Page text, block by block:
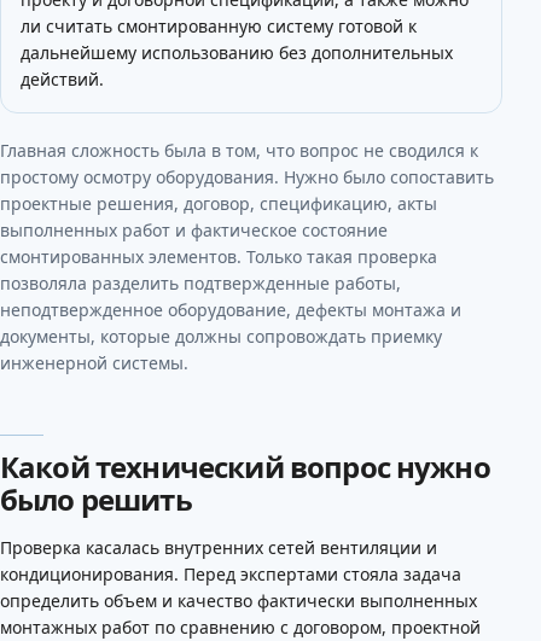
ли считать смонтированную систему готовой к
дальнейшему использованию без дополнительных
действий.
Главная сложность была в том, что вопрос не сводился к
простому осмотру оборудования. Нужно было сопоставить
проектные решения, договор, спецификацию, акты
выполненных работ и фактическое состояние
смонтированных элементов. Только такая проверка
позволяла разделить подтвержденные работы,
неподтвержденное оборудование, дефекты монтажа и
документы, которые должны сопровождать приемку
инженерной системы.
Какой технический вопрос нужно
было решить
Проверка касалась внутренних сетей вентиляции и
кондиционирования. Перед экспертами стояла задача
определить объем и качество фактически выполненных
монтажных работ по сравнению с договором, проектной